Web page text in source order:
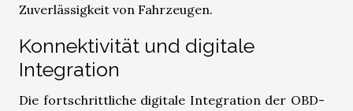
Zuverlässigkeit von Fahrzeugen.
Konnektivität und digitale
Integration
Die fortschrittliche digitale Integration der OBD-